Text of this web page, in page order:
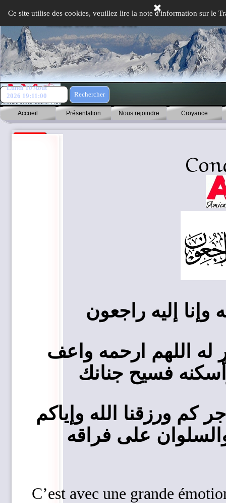
Ce site utilise des cookies, veuillez lire la note d'information sur le
Rechercher
Lundi 10 Août
2026 19:11:00
Accueil Présentation Nous rejoindre Croyance
وإنا إليه راجعون
له اللهم ارحمه واعف
فسيح جنانك
كم ورزقنا الله وإياكم
على فراقه
C’est avec une grande